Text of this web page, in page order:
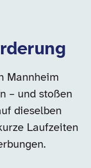
Mannheim
– und stoßen
dieselben
Laufzeiten